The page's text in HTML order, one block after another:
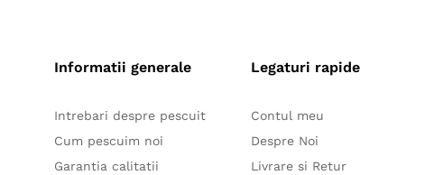
Informatii generale
Intrebari despre pescuit
Cum pescuim noi
Garantia calitatii
Legaturi rapide
Contul meu
Despre Noi
Livrare si Retur